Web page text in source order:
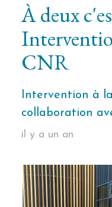
À deux
CNR
Intervention à
collaboration
il y a un an